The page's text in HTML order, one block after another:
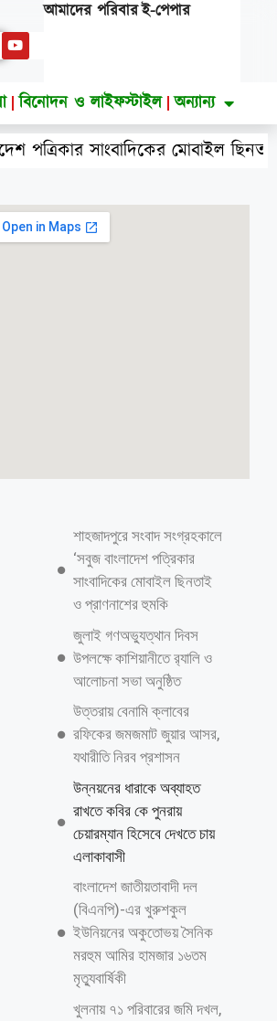
আমাদের পরিবারই-পেপার
বিনোদন ও লাইফস্টাইল অন্যান্য
মোবাইল ছিনতাই ও প্রাণনাশের হুমকি
শাহজাদপুরে সংবাদ সংগ্রহকালে
‘সবুজ বাংলাদেশ পত্রিকার
সাংবাদিকের মোবাইল ছিনতাই
ও প্রাণনাশের হুমকি
জুলাই গণঅভ্যুত্থান দিবস
উপলক্ষে কাশিয়ানীতে র‍্যালি ও
আলোচনা সভা অনুষ্ঠিত
উত্তরায় বেনামি ক্লাবের
রফিকের জমজমাট জুয়ার আসর,
যথারীতি নিরব প্রশাসন
উন্নয়নের ধারাকে অব্যাহত
রাখতে কবির কে পুনরায়
চেয়ারম্যান হিসেবে দেখতে চায়
এলাকাবাসী
বাংলাদেশ জাতীয়তাবাদী দল
(বিএনপি)-এর খুরুশকুল
ইউনিয়নের অকুতোভয় সৈনিক
মরহুম আমির হামজার ১৬তম
মৃত্যুবার্ষিকী
খুলনায় ৭১ পরিবারের জমি দখল,